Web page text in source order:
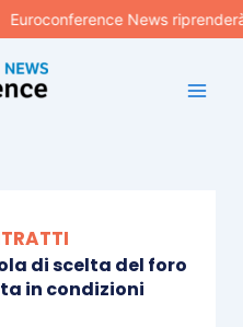
News riprenderà
di scelta del foro
in condizioni